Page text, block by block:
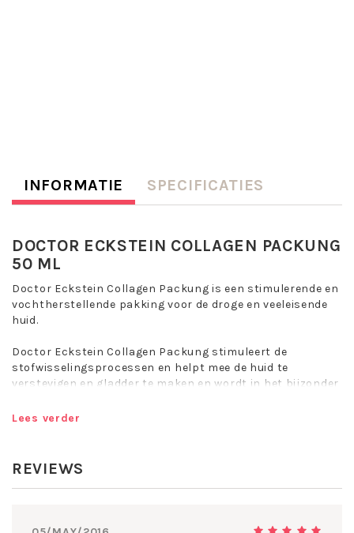
INFORMATIE SPECIFICATIES
DOCTOR ECKSTEIN COLLAGEN PACKUNG
50 ML
Doctor Eckstein Collagen Packung is een stimulerende en
vochtherstellende pakking voor de droge en veeleisende
huid.
Doctor Eckstein Collagen Packung stimuleert de
stofwisselingsprocessen en helpt mee de huid te
verstevigen en gladder te maken en wordt in het bijzonder
milieuinvloeden.
collageen, melkpeptidencomplex, tarwekiemextract,
waardevolle, natuurlijke vochtfactoren en verzorgende,
Lees verder
REVIEWS